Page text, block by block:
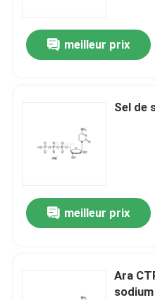
meilleur prix
Sel de
meilleur prix
Ara
sodium